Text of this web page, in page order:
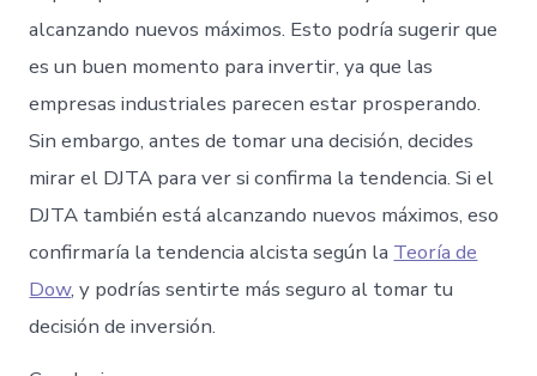
alcanzando nuevos máximos. Esto podría sugerir que
es un buen momento para invertir, ya que las
empresas industriales parecen estar prosperando.
Sin embargo, antes de tomar una decisión, decides
mirar el DJTA para ver si confirma la tendencia. Si el
DJTA también está alcanzando nuevos máximos, eso
confirmaría la tendencia alcista según la Teoría de
Dow, y podrías sentirte más seguro al tomar tu
decisión de inversión.